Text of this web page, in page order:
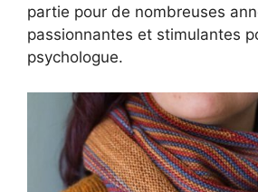
partie pour de nombreuses
passionnantes et stimulantes
psychologue.